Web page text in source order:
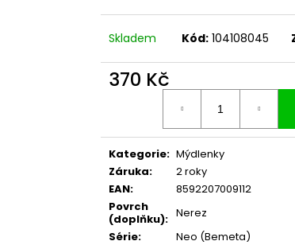
Skladem Kód: 104108045
370 Kč
Kategorie: Mýdlenky
Záruka:
2 roky
EAN:
8592207009112
Povrch
(doplňku): Nerez
Série: Neo (Bemeta)